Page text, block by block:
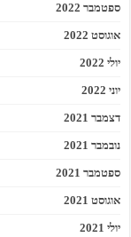
ספטמבר 2022
אוגוסט 2022
יולי 2022
יוני 2022
דצמבר 2021
נובמבר 2021
ספטמבר 2021
אוגוסט 2021
יולי 2021